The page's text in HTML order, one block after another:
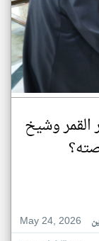
القمر وشيخ
May 24, 2026